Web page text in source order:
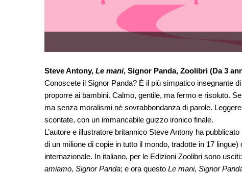
Steve Antony, Le mani, Signor Panda, Zoolibri (Da 3
Conoscete il Signor Panda? È il più simpatico insegnante
proporre ai bambini. Calmo, gentile, ma fermo e risoluto.
ma senza moralismi né sovrabbondanza di parole.
scontate, con un immancabile guizzo ironico finale.
L’autore e illustratore britannico Steve Antony ha
di un milione di copie in tutto il mondo, tradotte in 17
internazionale. In italiano, per le Edizioni Zoolibri sono usciti:
amiamo, Signor Panda; e ora questo Le mani, Signor